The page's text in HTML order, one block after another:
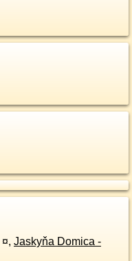
¤, Jaskyňa Domica -